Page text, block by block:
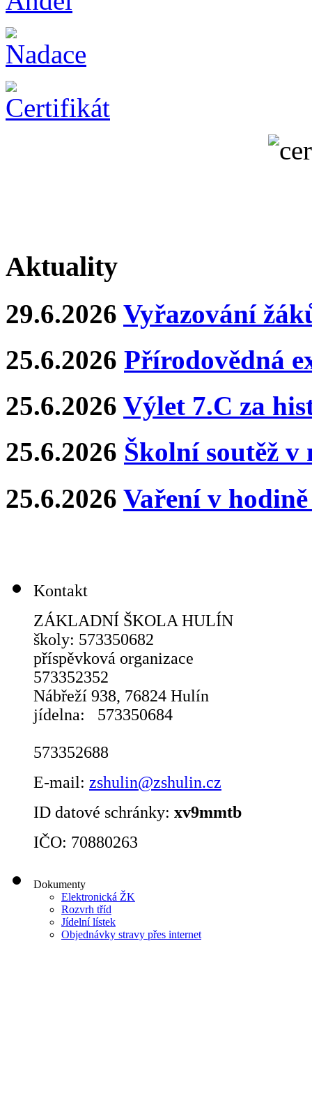
Aktuality
29.6.2026 Vyřazování
25.6.2026 Přírodovědná
25.6.2026 Výlet 7.C za
25.6.2026 Školní soutěž v
25.6.2026 Vaření v
Kontakt
ZÁKLADNÍ ŠKOLA
školy: 573350682
příspěvková
573352352
Nábřeží 938, 76824
jídelna: 573350684
573352688
E-mail: zshulin@zshulin.cz
ID datové schránky: xv9mmtb
IČO: 70880263
Dokumenty
Elektronická ŽK
Rozvrh tříd
Jídelní lístek
Objednávky stravy přes internet